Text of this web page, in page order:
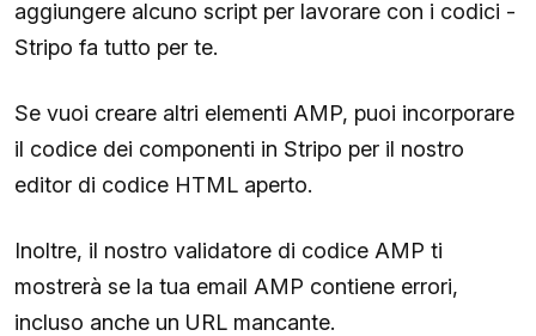
aggiungere alcuno script per lavorare con i codici -
Stripo fa tutto per te.
Se vuoi creare altri elementi AMP, puoi incorporare
il codice dei componenti in Stripo per il nostro
editor di codice HTML aperto.
Inoltre, il nostro validatore di codice AMP ti
mostrerà se la tua email AMP contiene errori,
incluso anche un URL mancante.